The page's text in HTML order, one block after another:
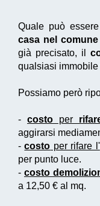
Quale può
casa nel
già precisato, il
qualsiasi immobile
Possiamo però
- costo per
aggirarsi
-costo per rifare l'
per punto luce.
- costo
a 12,50 € al mq.